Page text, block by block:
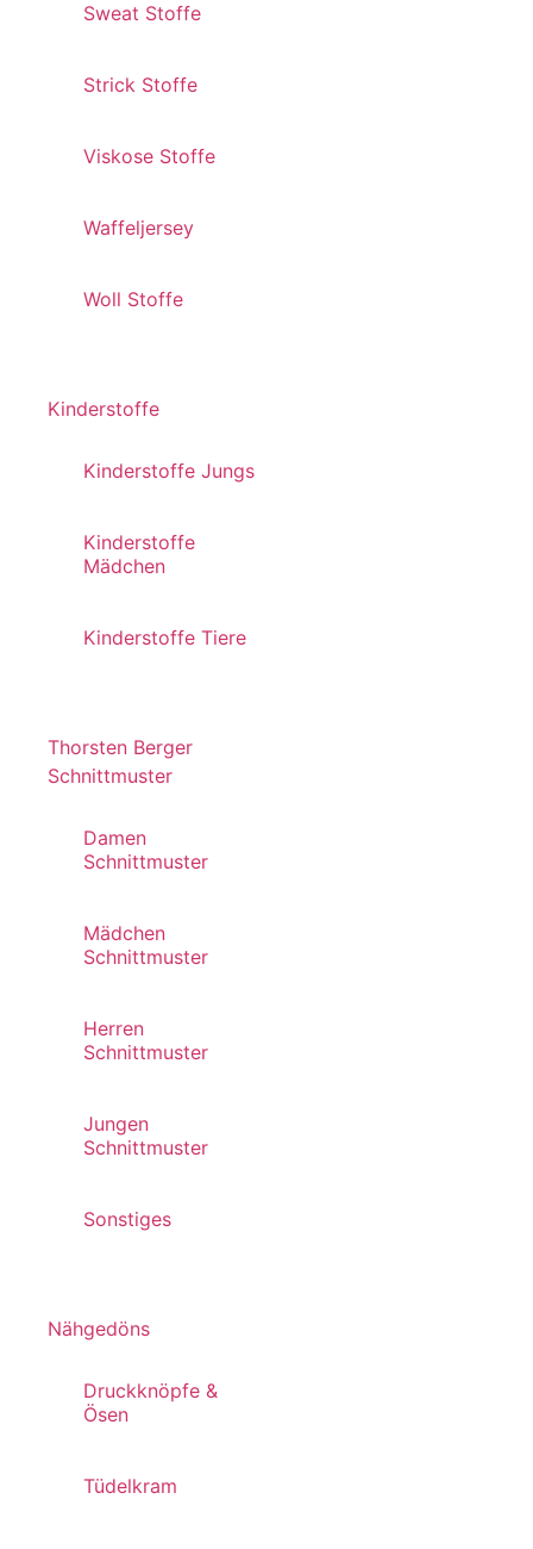
Sweat Stoffe
Strick Stoffe
Viskose Stoffe
Waffeljersey
Woll Stoffe
Kinderstoffe
Kinderstoffe Jungs
Kinderstoffe
Mädchen
Kinderstoffe Tiere
Thorsten Berger
Schnittmuster
Damen
Schnittmuster
Mädchen
Schnittmuster
Herren
Schnittmuster
Jungen
Schnittmuster
Sonstiges
Nähgedöns
Druckknöpfe &
Ösen
Tüdelkram